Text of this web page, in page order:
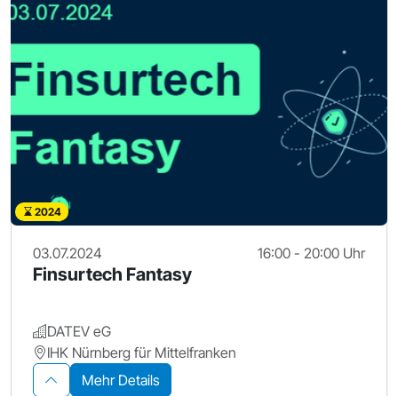
2024
03.07.2024 16:00 - 20:00 Uhr
Finsurtech Fantasy
DATEV eG
IHK Nürnberg für Mittelfranken
Mehr Details